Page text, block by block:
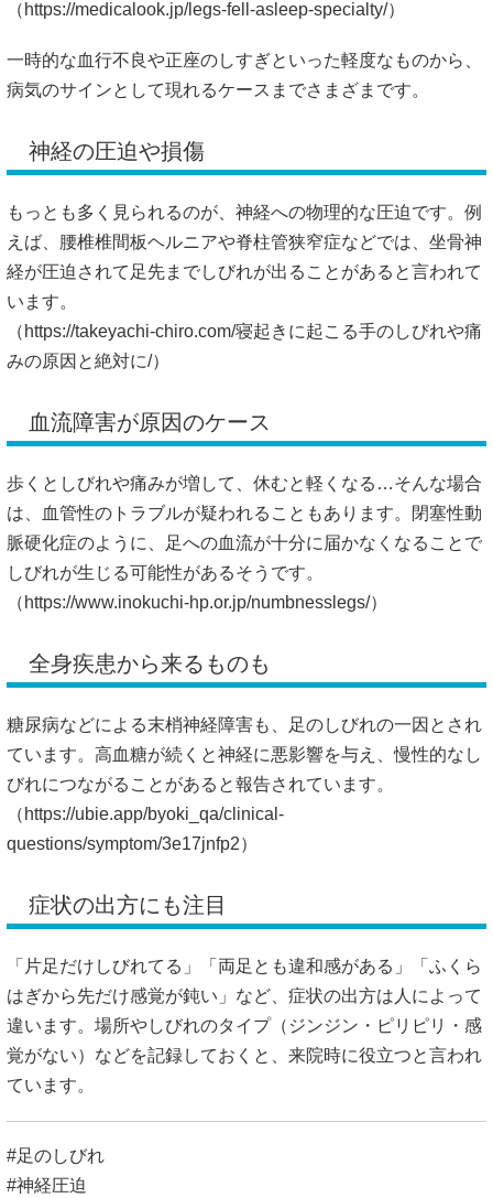
（ https://medicalook.jp/legs-fell-asleep-specialty/）
一時的な血行不良や正座のしすぎといった軽度なものから、
病気のサインとして現れるケースまでさまざまです。
神経の圧迫や損傷
もっとも多く見られるのが、神経への物理的な圧迫です。例
えば、腰椎椎間板ヘルニアや脊柱管狭窄症などでは、坐骨神
経が圧迫されて足先までしびれが出ることがあると言われて
います。
（ https://takeyachi-chiro.com/寝起きに起こる手のしびれや痛
みの原因と絶対に/）
血流障害が原因のケース
歩くとしびれや痛みが増して、休むと軽くなる…そんな場合
は、血管性のトラブルが疑われることもあります。閉塞性動
脈硬化症のように、足への血流が十分に届かなくなることで
しびれが生じる可能性があるそうです。
（ https://www.inokuchi-hp.or.jp/numbnesslegs/）
全身疾患から来るものも
糖尿病などによる末梢神経障害も、足のしびれの一因とされ
ています。高血糖が続くと神経に悪影響を与え、慢性的なし
びれにつながることがあると報告されています。
（ https://ubie.app/byoki_qa/clinical-
questions/symptom/3e17jnfp2）
症状の出方にも注目
「片足だけしびれてる」「両足とも違和感がある」「ふくら
はぎから先だけ感覚が鈍い」など、症状の出方は人によって
違います。場所やしびれのタイプ（ジンジン・ピリピリ・感
覚がない）などを記録しておくと、来院時に役立つと言われ
ています。
#足のしびれ
#神経圧迫